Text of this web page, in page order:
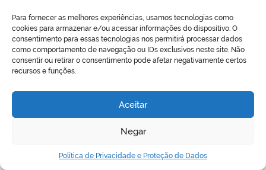
Para fornecer as melhores experiências, usamos tecnologias como
cookies para armazenar e/ou acessar informações do dispositivo. O
consentimento para essas tecnologias nos permitirá processar dados
como comportamento de navegação ou IDs exclusivos neste site. Não
consentir ou retirar o consentimento pode afetar negativamente certos
recursos e funções.
Aceitar
Negar
Política de Privacidade e Proteção de Dados
REDES SOCIAIS